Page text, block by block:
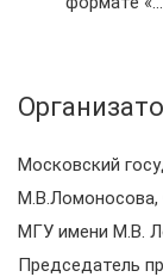
Московский
М.В.Ломоносова,
МГУ имени М.В.
Председатель